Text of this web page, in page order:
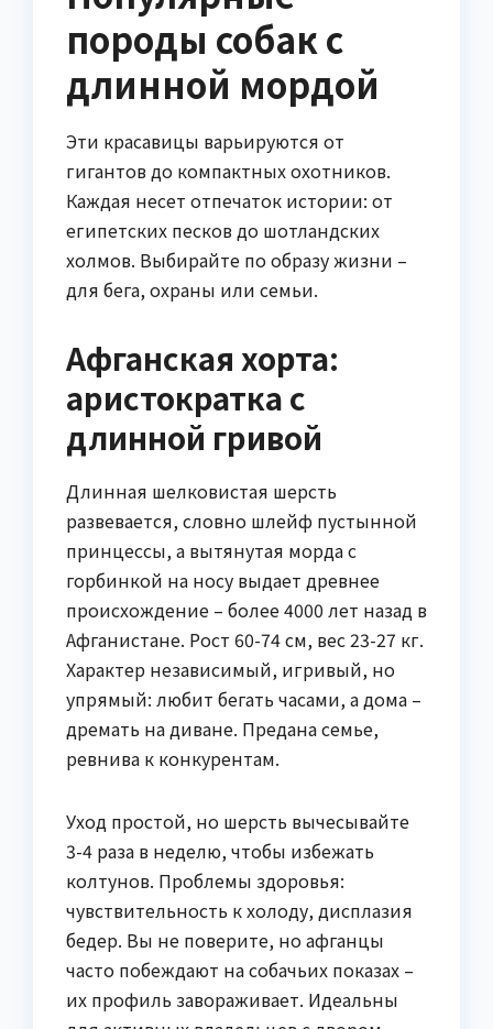
породы собак с
длинной мордой
Эти красавицы варьируются от
гигантов до компактных охотников.
Каждая несет отпечаток истории: от
египетских песков до шотландских
холмов. Выбирайте по образу жизни –
для бега, охраны или семьи.
Афганская хорта:
аристократка с
длинной гривой
Длинная шелковистая шерсть
развевается, словно шлейф пустынной
принцессы, а вытянутая морда с
горбинкой на носу выдает древнее
происхождение – более 4000 лет назад в
Афганистане. Рост 60-74 см, вес 23-27 кг.
Характер независимый, игривый, но
упрямый: любит бегать часами, а дома –
дремать на диване. Предана семье,
ревнива к конкурентам.
Уход простой, но шерсть вычесывайте
3-4 раза в неделю, чтобы избежать
колтунов. Проблемы здоровья:
чувствительность к холоду, дисплазия
бедер. Вы не поверите, но афганцы
часто побеждают на собачьих показах –
их профиль завораживает. Идеальны